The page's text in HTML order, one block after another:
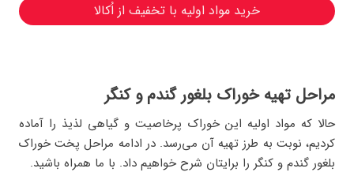
خرید مواد اولیه با تخفیف از اُکالا
مراحل تهیه خوراک بلغور گندم و کنگر
حالا که مواد اولیه این خوراک پرخاصیت و گیاهی لذیذ را آماده
کردیم، نوبت به طرز تهیه آن می‌رسد. در ادامه مراحل پخت خوراک
بلغور گندم و کنگر را برایتان شرح خواهیم داد. با ما همراه باشید.